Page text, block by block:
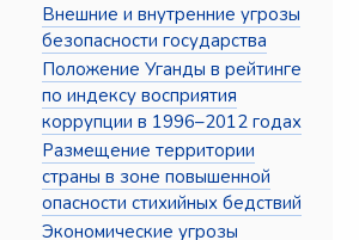
Внешние и внутренние угрозы
безопасности государства
Положение Уганды в рейтинге
по индексу восприятия
коррупции в 1996–2012 годах
Размещение территории
страны в зоне повышенной
опасности стихийных бедствий
Экономические угрозы